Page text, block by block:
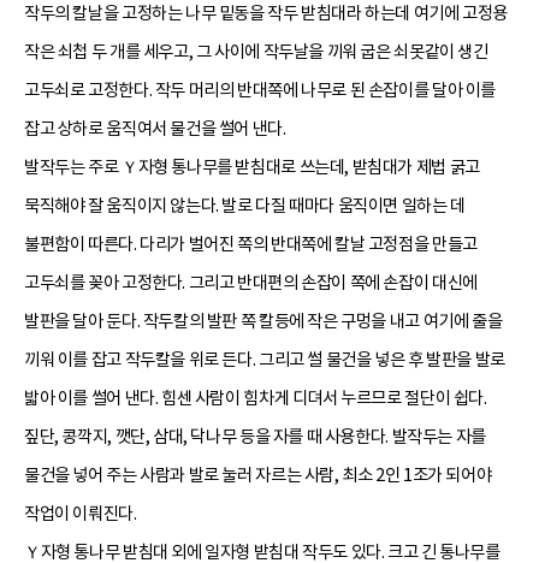
작두의 칼날을 고정하는 나무 밑동을 작두 받침대라 하는데 여기에 고정용
작은 쇠첩 두 개를 세우고, 그 사이에 작두날을 끼워 굽은 쇠못같이 생긴
고두쇠로 고정한다. 작두 머리의 반대쪽에 나무로 된 손잡이를 달아 이를
잡고 상하로 움직여서 물건을 썰어 낸다.
발작두는 주로 Ｙ자형 통나무를 받침대로 쓰는데, 받침대가 제법 굵고
묵직해야 잘 움직이지 않는다. 발로 다질 때마다 움직이면 일하는 데
불편함이 따른다. 다리가 벌어진 쪽의 반대쪽에 칼날 고정점을 만들고
고두쇠를 꽂아 고정한다. 그리고 반대편의 손잡이 쪽에 손잡이 대신에
발판을 달아 둔다. 작두칼의 발판 쪽 칼등에 작은 구멍을 내고 여기에 줄을
끼워 이를 잡고 작두칼을 위로 든다. 그리고 썰 물건을 넣은 후 발판을 발로
밟아 이를 썰어 낸다. 힘센 사람이 힘차게 디뎌서 누르므로 절단이 쉽다.
짚단, 콩깍지, 깻단, 삼대, 닥나무 등을 자를 때 사용한다. 발작두는 자를
물건을 넣어 주는 사람과 발로 눌러 자르는 사람, 최소 2인 1조가 되어야
작업이 이뤄진다.
Ｙ자형 통나무 받침대 외에 일자형 받침대 작두도 있다. 크고 긴 통나무를